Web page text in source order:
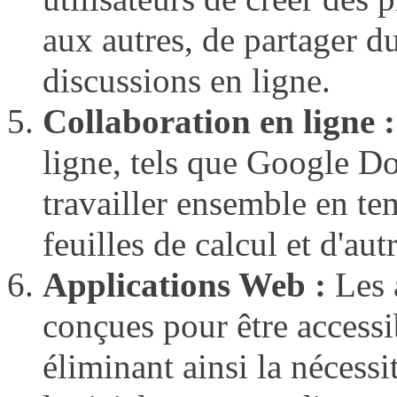
aux autres, de partager
discussions en ligne.
Collaboration en ligne :
ligne, tels que Google
travailler ensemble en
feuilles de calcul et
Applications Web : Les
conçues pour être
éliminant ainsi la